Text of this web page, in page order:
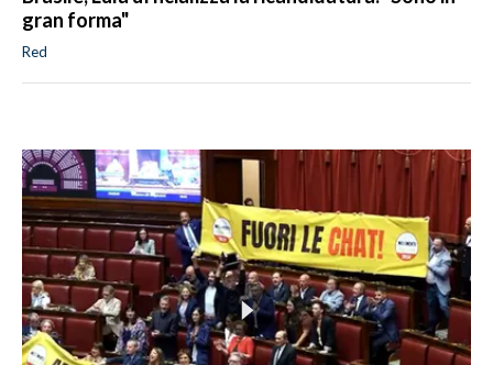
gran forma"
Red